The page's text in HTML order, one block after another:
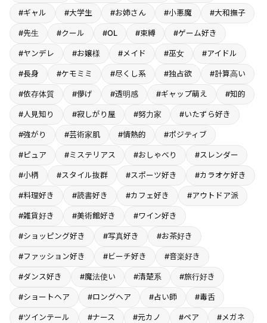
#ギャル #大学生 #お姉さん #小悪魔 #大和撫子
#先生 #クール #OL #束縛 #ゲーム好き
#ヤンデレ #お嬢様 #メイド #巫女 #アイドル
#長身 #ケモミミ #尽くし系 #独占欲 #計算高い
#依存体質 #儚げ #透明感 #ギャップ萌え #知的
#人見知り #寂しがり屋 #努力家 #いたずら好き
#強がり #芸術家肌 #情熱的 #ポジティブ
#ピュア #ミステリアス #おしゃべり #スレンダー
#小柄 #スタイル抜群 #スポーツ好き #カラオケ好き
#料理好き #読書好き #カフェ好き #アウトドア派
#雑貨好き #美術館好き #ワイン好き
#ショッピング好き #写真好き #お茶好き
#ファッション好き #ビーチ好き #音楽好き
#ダンス好き #魔法使い #清楚系 #旅行好き
#ショートヘア #ロングヘア #占い師 #毒舌
#ツインテール #ナース #元カノ #ペア #メガネ